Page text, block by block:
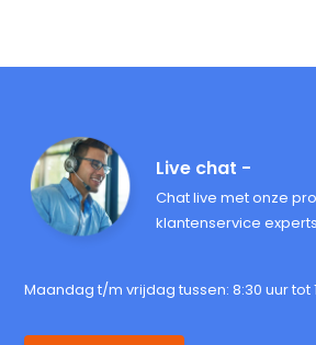
Live chat -
Chat live met onze
klantenservice experts
Maandag t/m vrijdag tussen: 8:30 uur tot